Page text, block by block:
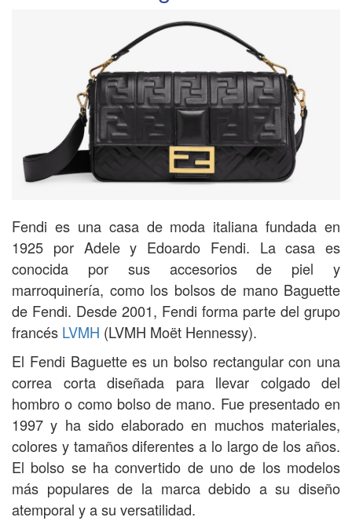
Fendi es una casa de moda italiana fundada en
1925 por Adele y Edoardo Fendi. La casa es
conocida por sus accesorios de piel y
marroquinería, como los bolsos de mano Baguette
de Fendi. Desde 2001, Fendi forma parte del grupo
francés LVMH (LVMH Moët Hennessy).
El Fendi Baguette es un bolso rectangular con una
correa corta diseñada para llevar colgado del
hombro o como bolso de mano. Fue presentado en
1997 y ha sido elaborado en muchos materiales,
colores y tamaños diferentes a lo largo de los años.
El bolso se ha convertido de uno de los modelos
más populares de la marca debido a su diseño
atemporal y a su versatilidad.